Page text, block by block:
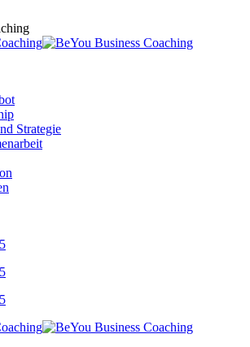
Strategie